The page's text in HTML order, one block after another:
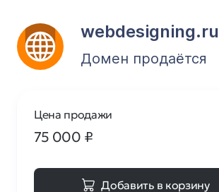
webdesigning.ru
Домен продаётся
Цена продажи
75 000 ₽
Добавить в корзину